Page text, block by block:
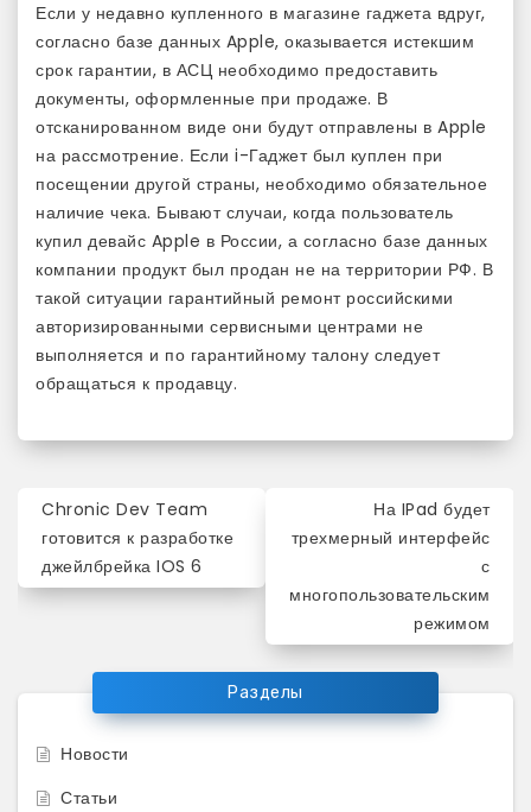
Если у недавно купленного в магазине гаджета вдруг,
согласно базе данных Apple, оказывается истекшим
срок гарантии, в АСЦ необходимо предоставить
документы, оформленные при продаже. В
отсканированном виде они будут отправлены в Apple
на рассмотрение. Если i-Гаджет был куплен при
посещении другой страны, необходимо обязательное
наличие чека. Бывают случаи, когда пользователь
купил девайс Apple в России, а согласно базе данных
компании продукт был продан не на территории РФ. В
такой ситуации гарантийный ремонт российскими
авторизированными сервисными центрами не
выполняется и по гарантийному талону следует
обращаться к продавцу.
Навигация
по
записям
Chronic Dev Team
готовится к разработке
джейлбрейка IOS 6
На IPad будет
трехмерный интерфейс
с
многопользовательским
режимом
Разделы
Новости
Статьи